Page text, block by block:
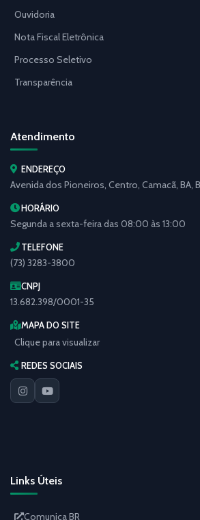
Ouvidoria
Nota Fiscal Eletrônica
Processo Seletivo
Transparência
Atendimento
ENDEREÇO
Avenida dos Pioneiros, Centro, Camacã,
HORÁRIO
Segunda a sexta-feira das 08:00 às 13:00
TELEFONE
(73) 3283-3800
CNPJ
13.682.398/0001-35
MAPA DO SITE
Clique para visualizar
REDES SOCIAIS
Links Úteis
Comunica BR